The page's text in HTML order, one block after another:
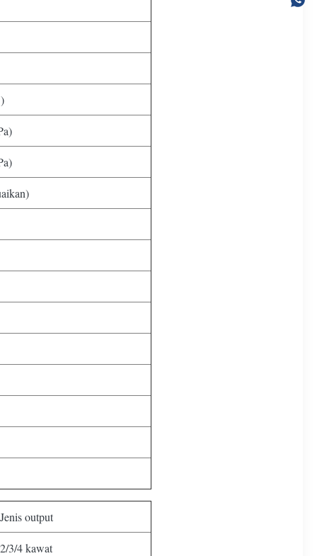
Jenis output
2/3/4 kawat